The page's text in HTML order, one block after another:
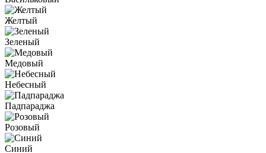
Желтый
Зеленый
Медовый
Небесный
Падпараджа
Розовый
Синий